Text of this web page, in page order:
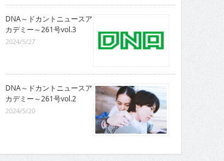
DNA～ドカントニュースア
カデミー～261号vol.3
2024/5/27
DNA～ドカントニュースア
カデミー～261号vol.2
2024/5/20